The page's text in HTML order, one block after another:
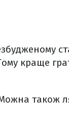
краще
також